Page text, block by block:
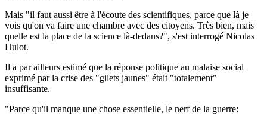
Mais "il faut aussi être à l'écoute des scientifiques, parce que là je
vois qu'on va faire une chambre avec des citoyens. Très bien, mais
quelle est la place de la science là-dedans?", s'est interrogé Nicolas
Hulot.
Il a par ailleurs estimé que la réponse politique au malaise social
exprimé par la crise des "gilets jaunes" était "totalement"
insuffisante.
"Parce qu'il manque une chose essentielle, le nerf de la guerre: